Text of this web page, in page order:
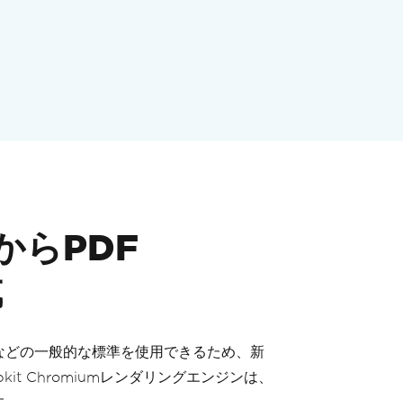
らPDF
の一般的な標準を使用できるため、新
Chromiumレンダリングエンジンは、